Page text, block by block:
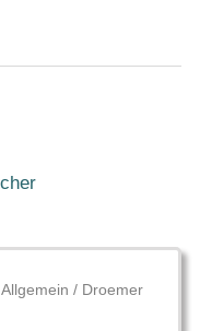
Allgemein / Droemer